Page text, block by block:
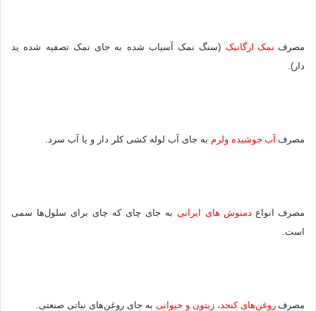
مصرف نمک ارگانیک (سنگ نمک آسیاب شده به جای نمک تصفیه شده ید
دار).
مصرف آب جوشیده ولرم به جای آب لوله کشی کلر دار و یا آب سرد.
مصرف انواع دمنوش های ایرانی به جای چای که چای برای سلول‌ها سمی
است.
مصرف روغن‌های کنجد، زیتون و حیوانی به جای روغن‌های نباتی صنعتی.